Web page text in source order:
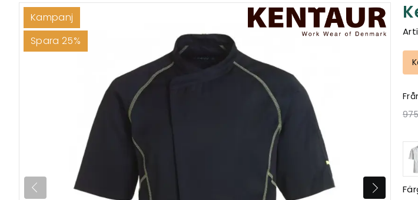
Kampanj
Spara 25%